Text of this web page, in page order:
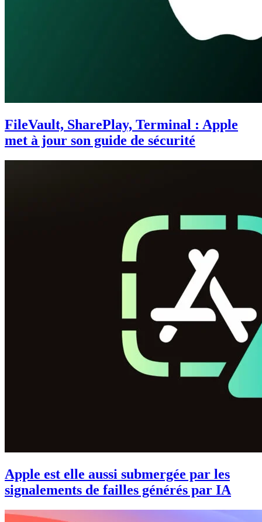
FileVault, SharePlay, Terminal : Apple
met à jour son guide de sécurité
Apple est elle aussi submergée par les
signalements de failles générés par IA